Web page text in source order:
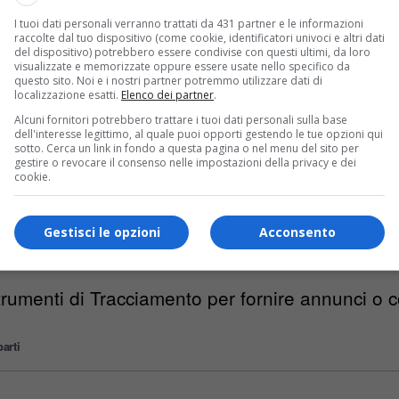
di Tracciamento per misurare il
con IP anonimizzato (Google LLC)
di Tracciamento per fornire annunci o
I tuoi dati personali verranno trattati da 431 partner e le informazioni
raccolte dal tuo dispositivo (come cookie, identificatori univoci e altri dati
del dispositivo) potrebbero essere condivise con questi ultimi, da loro
visualizzate e memorizzate oppure essere usate nello specifico da
questo sito. Noi e i nostri partner potremmo utilizzare dati di
localizzazione esatti. Elenco dei partner.
Alcuni fornitori potrebbero trattare i tuoi dati personali sulla base
dell'interesse legittimo, al quale puoi opporti gestendo le tue opzioni qui
sotto. Cerca un link in fondo a questa pagina o nel menu del sito per
gestire o revocare il consenso nelle impostazioni della privacy e dei
cookie.
Acconsento
Gestisci le opzioni